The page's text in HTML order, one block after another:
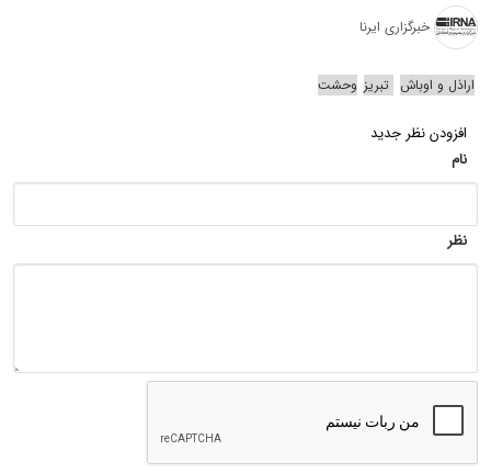
خبرگزاری ایرنا
اراذل و اوباش تبریز وحشت
افزودن نظر جدید
نام
نظر